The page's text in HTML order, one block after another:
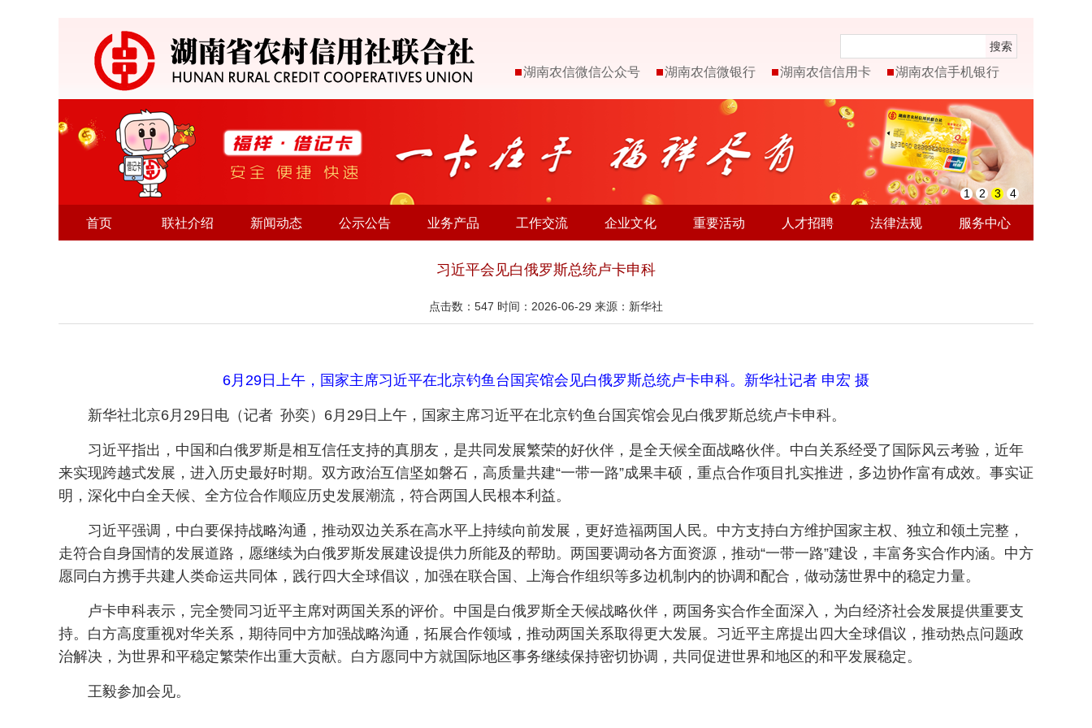
搜索
湖南农信微信公众号 湖南农信微银行 湖南农信信用卡 湖南农信手机银行
1 2 3 4
首页 联社介绍 新闻动态 公示公告 业务产品 工作交流 企业文化 重要活动 人才招聘 法律法规 服务中心
习近平会见白俄罗斯总统卢卡申科
点击数： 547 时间：2026-06-29 来源：新华社
6月29日上午，国家主席习近平在北京钓鱼台国宾馆会见白俄罗斯总统卢卡申科。新华社记者 申宏 摄
新华社北京6月29日电（记者 孙奕）6月29日上午，国家主席习近平在北京钓鱼台国宾馆会见白俄罗斯总统卢卡申科。
习近平指出，中国和白俄罗斯是相互信任支持的真朋友，是共同发展繁荣的好伙伴，是全天候全面战略伙伴。中白关系经受了国际风云考验，近年
来实现跨越式发展，进入历史最好时期。双方政治互信坚如磐石，高质量共建“一带一路”成果丰硕，重点合作项目扎实推进，多边协作富有成效。事实证
明，深化中白全天候、全方位合作顺应历史发展潮流，符合两国人民根本利益。
习近平强调，中白要保持战略沟通，推动双边关系在高水平上持续向前发展，更好造福两国人民。中方支持白方维护国家主权、独立和领土完整，
走符合自身国情的发展道路，愿继续为白俄罗斯发展建设提供力所能及的帮助。两国要调动各方面资源，推动“一带一路”建设，丰富务实合作内涵。中方
愿同白方携手共建人类命运共同体，践行四大全球倡议，加强在联合国、上海合作组织等多边机制内的协调和配合，做动荡世界中的稳定力量。
卢卡申科表示，完全赞同习近平主席对两国关系的评价。中国是白俄罗斯全天候战略伙伴，两国务实合作全面深入，为白经济社会发展提供重要支
持。白方高度重视对华关系，期待同中方加强战略沟通，拓展合作领域，推动两国关系取得更大发展。习近平主席提出四大全球倡议，推动热点问题政
治解决，为世界和平稳定繁荣作出重大贡献。白方愿同中方就国际地区事务继续保持密切协调，共同促进世界和地区的和平发展稳定。
王毅参加会见。